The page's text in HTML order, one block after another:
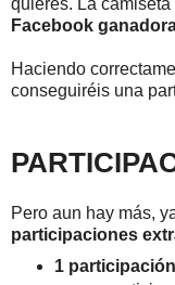
quieres. La camiseta
Facebook
Haciendo
conseguiréis una
Pero aun hay más,
participaciones
1